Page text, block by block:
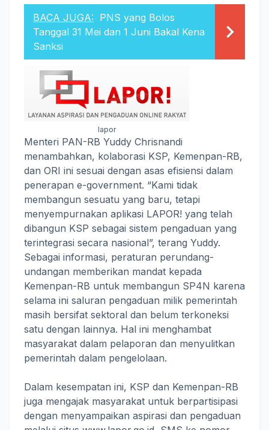
BACA JUGA: PNS yang Bolos
Tanggal 31 Mei dan 1 Juni Bakal Kena
Sanksi
lapor
Menteri PAN-RB Yuddy Chrisnandi
menambahkan, kolaborasi KSP, Kemenpan-RB,
dan ORI ini sesuai dengan asas efisiensi dalam
penerapan e-government. “Kami tidak
membangun sesuatu yang baru, tetapi
menyempurnakan aplikasi LAPOR! yang telah
dibangun KSP sebagai sistem pengaduan yang
terintegrasi secara nasional”, terang Yuddy.
Sebagai informasi, peraturan perundang-
undangan memberikan mandat kepada
Kemenpan-RB untuk membangun SP4N karena
selama ini saluran pengaduan milik pemerintah
masih bersifat sektoral dan belum terkoneksi
satu dengan lainnya. Hal ini menghambat
masyarakat dalam pelaporan dan menyulitkan
pemerintah dalam pengelolaan.
Dalam kesempatan ini, KSP dan Kemenpan-RB
juga mengajak masyarakat untuk berpartisipasi
dengan menyampaikan aspirasi dan pengaduan